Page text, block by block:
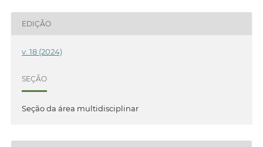
EDIÇÃO
v. 18 (2024)
SEÇÃO
Seção da área multidisciplinar